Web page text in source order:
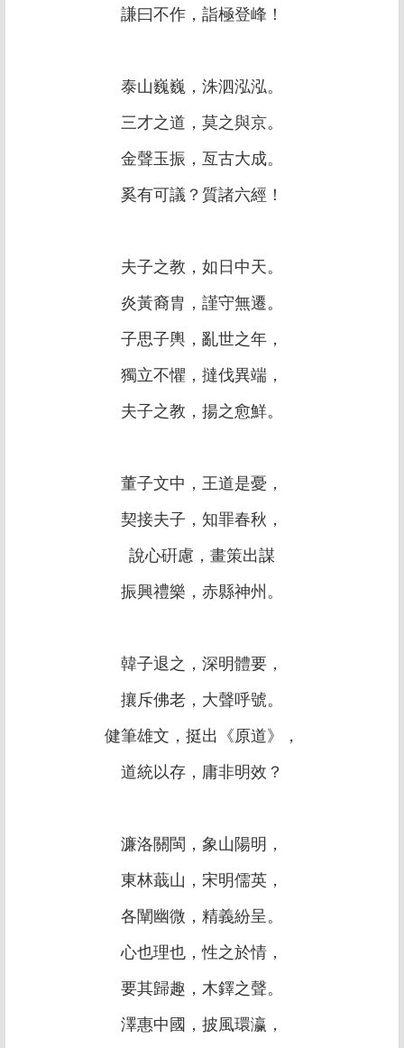
謙曰不作，詣極登峰！
泰山巍巍，洙泗泓泓。
三才之道，莫之與京。
金聲玉振，亙古大成。
奚有可議？質諸六經！
夫子之教，如日中天。
炎黃裔胄，謹守無遷。
子思子輿，亂世之年，
獨立不懼，撻伐異端，
夫子之教，揚之愈鮮。
董子文中，王道是憂，
契接夫子，知罪春秋，
說心硏慮，畫策出謀
振興禮樂，赤縣神州。
韓子退之，深明體要，
攘斥佛老，大聲呼號。
健筆雄文，挺出《原道》，
道統以存，庸非明效？
濂洛關閩，象山陽明，
東林蕺山，宋明儒英，
各闡幽微，精義紛呈。
心也理也，性之於情，
要其歸趣，木鐸之聲。
澤惠中國，披風環瀛，